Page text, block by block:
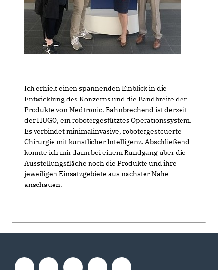
Ich erhielt einen spannenden Einblick in die
Entwicklung des Konzerns und die Bandbreite der
Produkte von Medtronic. Bahnbrechend ist derzeit
der HUGO, ein robotergestütztes Operationssystem.
Es verbindet minimalinvasive, robotergesteuerte
Chirurgie mit künstlicher Intelligenz. Abschließend
konnte ich mir dann bei einem Rundgang über die
Ausstellungsfläche noch die Produkte und ihre
jeweiligen Einsatzgebiete aus nächster Nähe
anschauen.